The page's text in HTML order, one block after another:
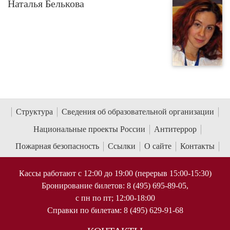
Наталья Белькова
Структура
Сведения об образовательной организации
Национальные проекты России
Антитеррор
Пожарная безопасность
Ссылки О сайте Контакты
Кассы работают с 12:00 до 19:00 (перерыв 15:00-15:30)
Бронирование билетов: 8 (495) 695-89-05,
с пн по пт; 12:00-18:00
Справки по билетам: 8 (495) 629-91-68